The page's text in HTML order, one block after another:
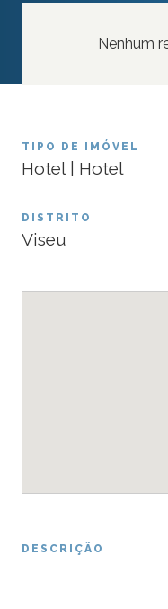
Nenhum
TIPO DE IMÓVEL
Hotel | Hotel
DISTRITO
Viseu
DESCRIÇÃO